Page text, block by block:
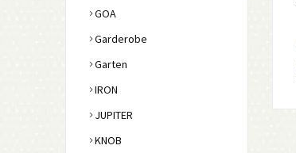
GOA
Garderobe
Garten
IRON
JUPITER
KNOB